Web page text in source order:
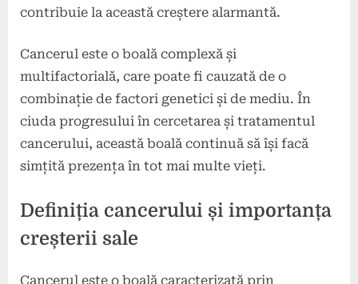
contribuie la această creștere alarmantă.
Cancerul este o boală complexă și
multifactorială, care poate fi cauzată de o
combinație de factori genetici și de mediu. În
ciuda progresului în cercetarea și tratamentul
cancerului, această boală continuă să își facă
simțită prezența în tot mai multe vieți.
Definiția cancerului și importanța
creșterii sale
Cancerul este o boală caracterizată prin